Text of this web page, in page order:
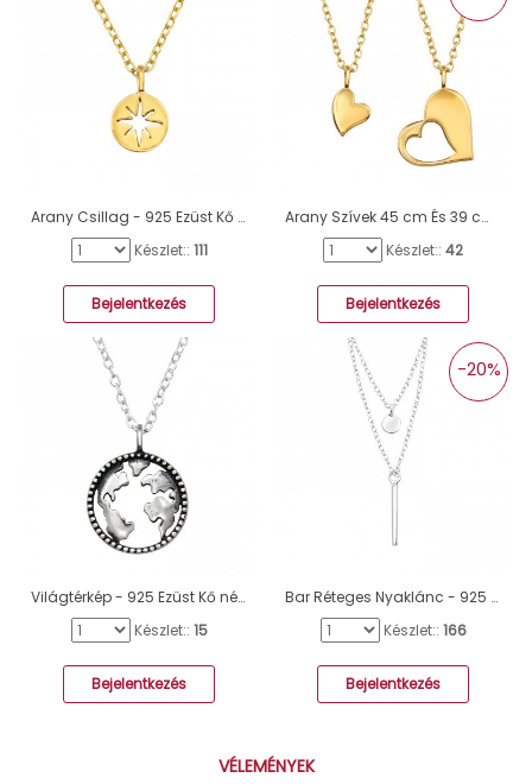
Arany Csillag - 925 Ezüst Kő Nélküli Nyakláncok A4S33817
Készlet:: 111
Bejelentkezés
Arany Szívek 45 cm És 39 cm - 925 Ezüst Kő Nélküli Nyakláncok A4S49741
Készlet:: 42
Bejelentkezés
Világtérkép - 925 Ezüst Kő nélküli nyakláncok A4S47812
Készlet:: 15
Bejelentkezés
Bar Réteges Nyaklánc - 925 Ezüst Kő nélküli nyakláncok A4S33014
-20%
Készlet:: 166
Bejelentkezés
VÉLEMÉNYEK